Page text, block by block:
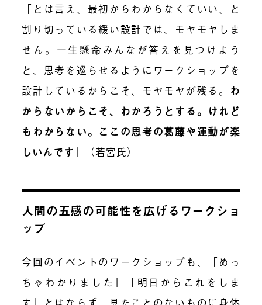
「とは言え、最初からわからなくていい、と
割り切っている緩い設計では、モヤモヤしま
せん。一生懸命みんなが答えを見つけよう
と、思考を巡らせるようにワークショップを
設計しているからこそ、モヤモヤが残る。 わ
からないからこそ、わかろうとする。けれど
もわからない。ここの思考の葛藤や運動が楽
しいんです 」（若宮氏）
人間の五感の可能性を広げるワークショ
ップ
今回のイベントのワークショップも、「めっ
ちゃわかりました」「明日からこれをしま